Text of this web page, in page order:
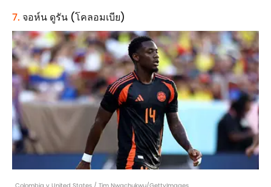
7. จอห์น ดูรัน (โคลอมเบีย)